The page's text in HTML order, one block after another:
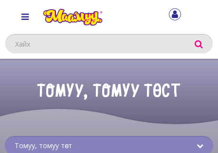
Хайх
ТОМУУ, ТОМУУ ТӨСТ